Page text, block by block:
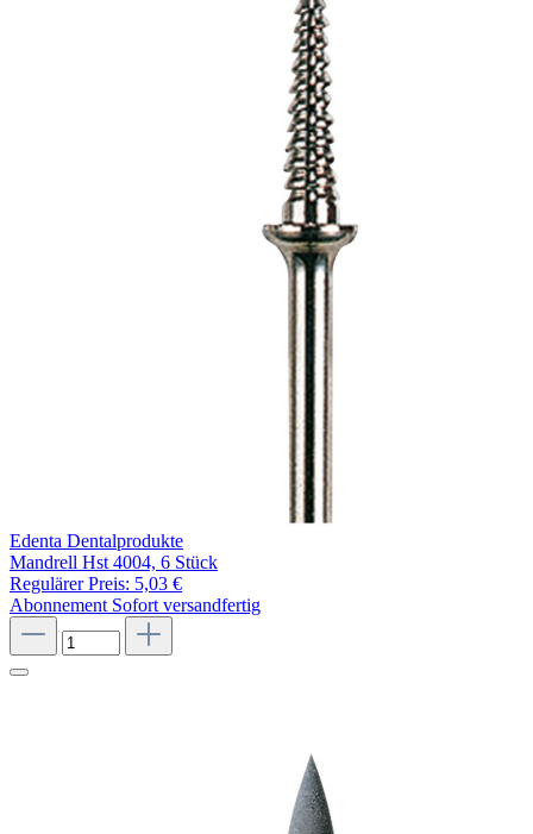
Edenta Dentalprodukte
Mandrell Hst 4004, 6 Stück
Regulärer Preis: 5,03 €
Abonnement Sofort versandfertig